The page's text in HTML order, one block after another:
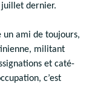
juillet dernier.
un ami de toujours,
militant
et caté­
c’est